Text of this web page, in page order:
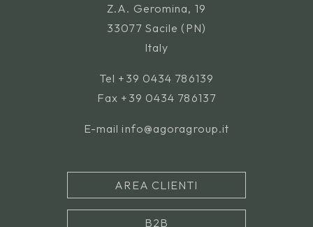
Z.A. Geromina, 19
33077 Sacile (PN)
Italy
Tel +39 0434 786139
Fax +39 0434 786137
E-mail info@agoragroup.it
AREA CLIENTI
B2B